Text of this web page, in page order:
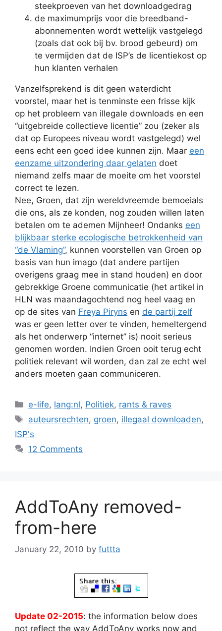
steekproeven van het downloadgedrag
de maximumprijs voor die breedband-
abonnementen wordt wettelijk vastgelegd
(zoals dat ook bij bv. brood gebeurd) om
te vermijden dat de ISP’s de licentiekost op
hun klanten verhalen
Vanzelfsprekend is dit geen waterdicht
voorstel, maar het is tenminste een frisse kijk
op het probleem van illegale downloads en een
“uitgebreide collectieve licentie” zou (zeker als
dat op Europees niveau wordt vastgelegd) wel
eens echt een goed idee kunnen zijn. Maar een
eenzame uitzondering daar gelaten doet
niemand zelfs maar de moeite om het voorstel
correct te lezen.
Nee, Groen, dat zijn wereldvreemde bemoeials
die ons, als ze konden, nog zouden willen laten
betalen om te ademen Mijnheer! Ondanks een
blijkbaar sterke ecologische betrokkenheid van
“de Vlaming”, kunnen voorstellen van Groen op
basis van hun imago (dat andere partijen
overigens graag mee in stand houden) en door
gebrekkige Groene communicatie (het artikel in
HLN was maandagochtend nog heel vaag en
op de sites van Freya Piryns en de partij zelf
was er geen letter over te vinden, hemeltergend
als het onderwerp “internet” is) nooit serieus
genomen worden. Indien Groen ooit terug echt
politiek relevant wil worden, dan zal ze echt wel
anders moeten gaan communiceren.
Categories
e-life, lang:nl, Politiek, rants & raves
Tags
auteursrechten, groen, illegaal downloaden,
ISP's
12 Comments
AddToAny removed-
from-here
January 22, 2010 by futtta
Update 02-2015: the information below does
not reflect the way AddToAny works now and